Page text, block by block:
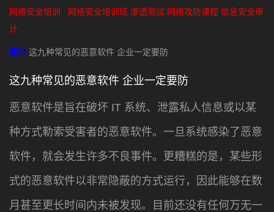
网络安全培训 网络安全培训班 渗透测试 网络攻防课程 信息安全审
计
简介这九种常见的恶意软件 企业一定要防
这九种常见的恶意软件 企业一定要防
恶意软件是旨在破坏 IT 系统、泄露私人信息或以某
种方式勒索受害者的恶意软件。一旦系统感染了恶意
软件，就会发生许多不良事件。更糟糕的是，某些形
式的恶意软件以非常隐蔽的方式运行，因此能够在数
月甚至更长时间内未被发现。目前还没有任何万无一